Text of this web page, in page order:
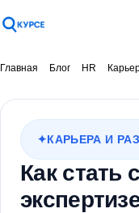
Главная Блог HR
КАРЬЕРА И
Как стать